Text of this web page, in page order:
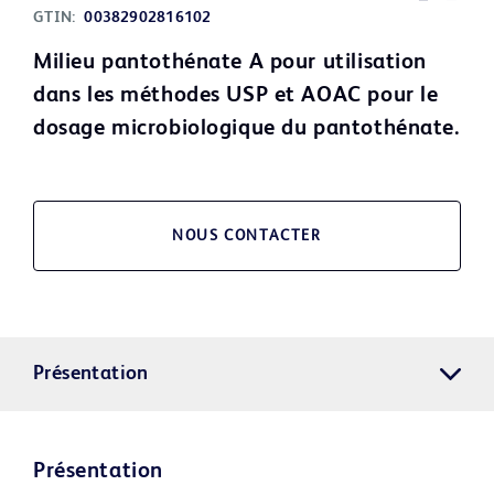
GTIN: 00382902816102
Milieu pantothénate A pour utilisation
dans les méthodes USP et AOAC pour le
dosage microbiologique du pantothénate.
NOUS CONTACTER
Présentation
Présentation